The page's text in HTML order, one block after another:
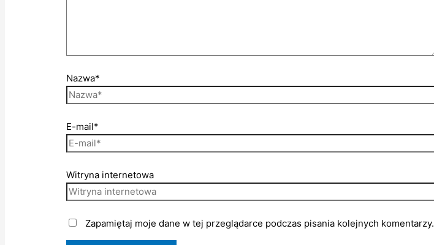
Nazwa*
E-mail*
Witryna internetowa
Zapamiętaj moje dane w tej przeglądarce podczas pisania kolejnych komentarzy.